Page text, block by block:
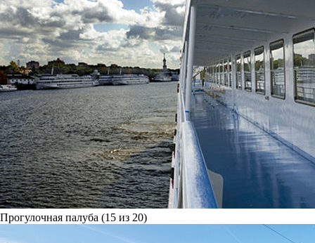
Прогулочная палуба (15 из 20)